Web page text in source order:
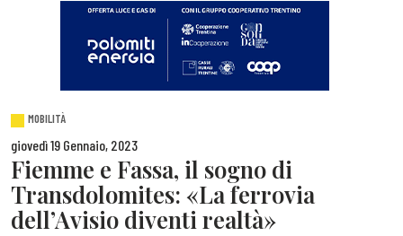
MOBILITÀ
giovedì 19 Gennaio, 2023
Fiemme e Fassa, il sogno di
Transdolomites: «La ferrovia
dell’Avisio diventi realtà»